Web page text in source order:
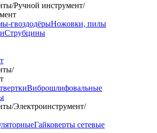
/Ручной инструмент/
гвоздодёрыНожовки, пилы
Струбцины
/
Виброшлифовальные
/Электроинструмент/
Гайковерты сетевые